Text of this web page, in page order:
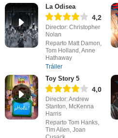
La Odisea
4,2
Director: Christopher
Nolan
Reparto Matt Damon,
Tom Holland, Anne
Hathaway
Tráiler
Toy Story 5
4,0
Director: Andrew
Stanton, McKenna
Harris
Reparto Tom Hanks,
Tim Allen, Joan